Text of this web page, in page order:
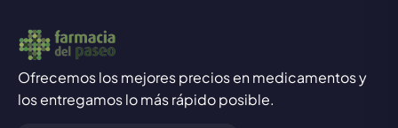
Ofrecemos los mejores precios en medicamentos y
los entregamos lo más rápido posible.